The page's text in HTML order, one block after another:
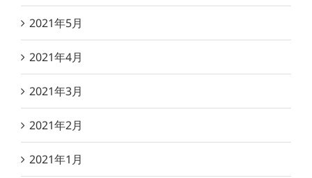
2021年5月
2021年4月
2021年3月
2021年2月
2021年1月